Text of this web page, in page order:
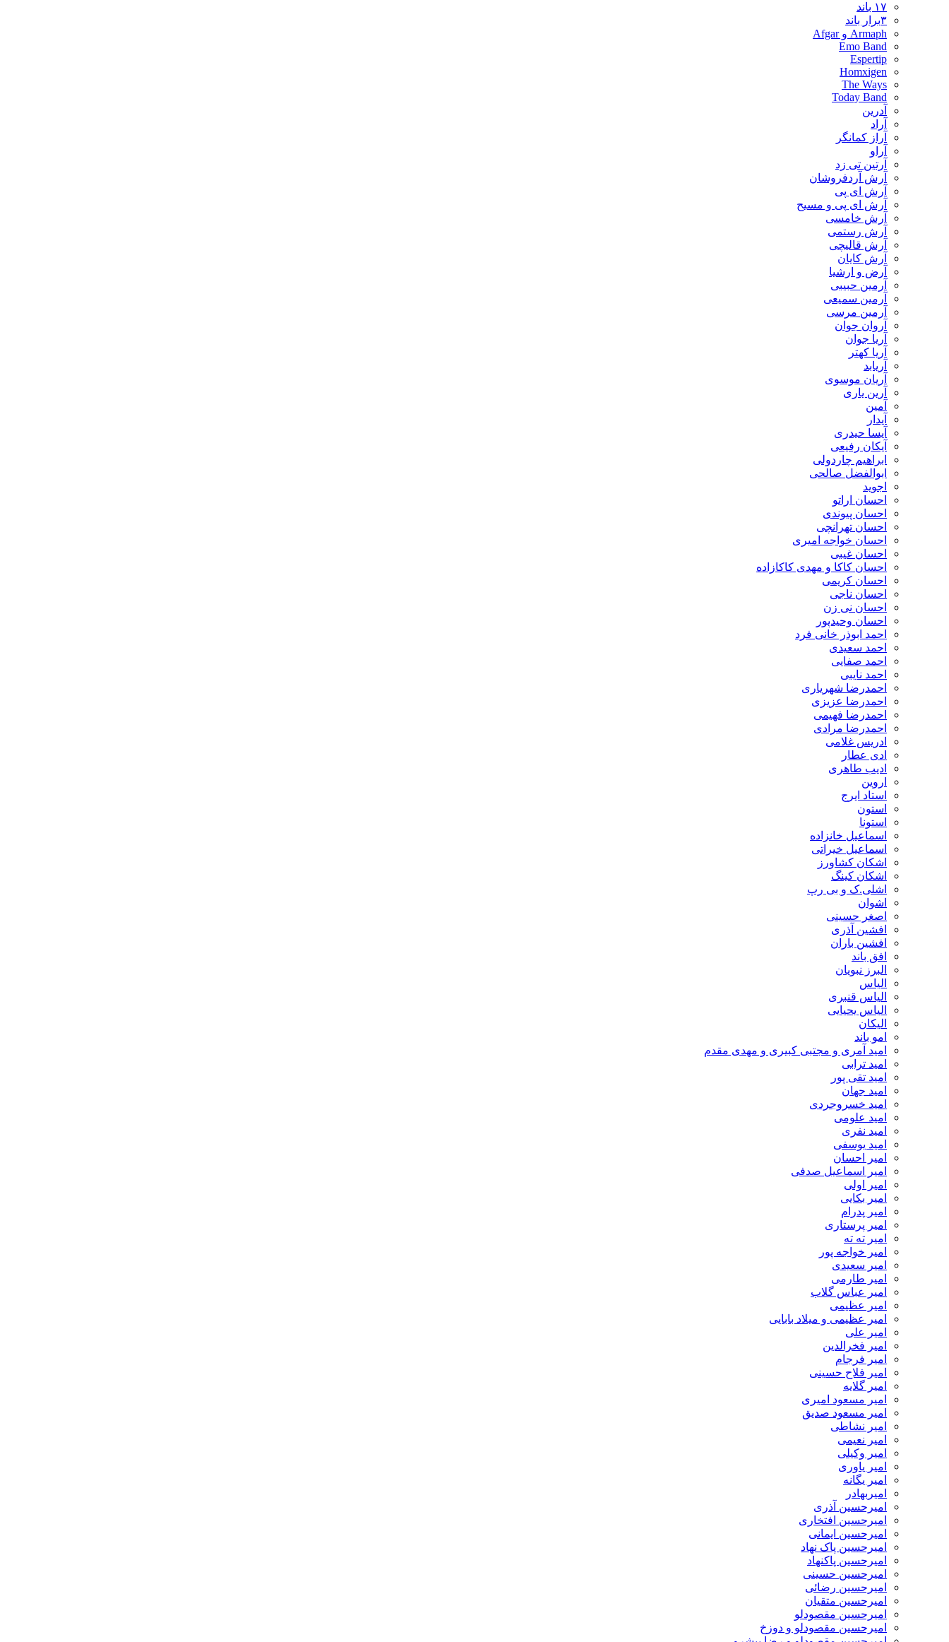
۱۷ باند
۳برار باند
Armaph و Afgar
Emo Band
Espertip
Homxigen
The Ways
Today Band
آدرین
آراد
آراز کمانگر
آراو
آرتین تی زد
آرش آردفروشان
آرش ای پی
آرش ای پی و مسیح
آرش خامسی
آرش رستمی
آرش قالیچی
آرش کایان
​آرض و ارشیا
آرمین حبیبی
آرمین سمیعی
آرمین مرسی
آروان جوان
آریا جوان
آریا کهتر
آریابد
آریان موسوی
آرین یاری
آمین
آیدار
آیسا حیدری
آیکان رفیعی
ابراهیم چاردولی
ابوالفضل صالحی
اجوید
احسان اراتو
احسان پیوندی
احسان تهرانچی
احسان خواجه امیری
احسان غیبی
احسان کاکا و مهدی کاکازاده
احسان کریمی
احسان ناجی
احسان نی زن
احسان وحیدپور
احمد ابوذر خانی فرد
احمد سعیدی
احمد صفایی
احمد نایبی
احمدرضا شهریاری
احمدرضا عزیزی
احمدرضا فهیمی
احمدرضا مرادی
ادریس غلامی
ادی عطار
ادیب طاهری
اروین
استاد ایرج
استون
استونا
اسماعیل خانزاده
اسماعیل خیراتی
اشکان کشاورز
اشکان کینگ
اشلی.ک و بی رپ
اشوان
اصغر حسینی
افشین آذری
افشین باران
افق باند
البرز نبویان
الیاس
الیاس قنبرى
الیاس یحیایی
الیکان
امو باند
امید آمری و مجتبی کبیری و مهدى مقدم
امید ترابی
امید تقی پور
امید جهان
امید خسروجردی
امید علومی
امید نفری
امید یوسفی
امیر احسان
امیر اسماعیل صدفی
امیر اولی
امیر بکایی
امیر پدرام
امیر پرستاری
امیر ته ته
امیر خواجه پور
امیر سعیدی
امیر طارمی
امیر عباس گلاب
امیر عظیمی
امیر عظیمی و میلاد بابایی
امیر علی
امیر فخرالدین
امیر فرجام
امیر فلاح حسینی
امیر گلایه
امیر مسعود امیری
امیر مسعود صدیق
امیر نشاطی
امیر نعیمی
امیر وکیلی
امیر یاوری
امیر یگانه
امیربهادر
امیرحسین آذری
امیرحسین افتخاری
امیرحسین ایمانی
امیرحسین پاک نهاد
امیرحسین پاکنهاد
امیرحسین حسینی
امیرحسین رضائی
امیرحسین متقیان
امیرحسین مقصودلو
امیرحسین مقصودلو و دوزخ